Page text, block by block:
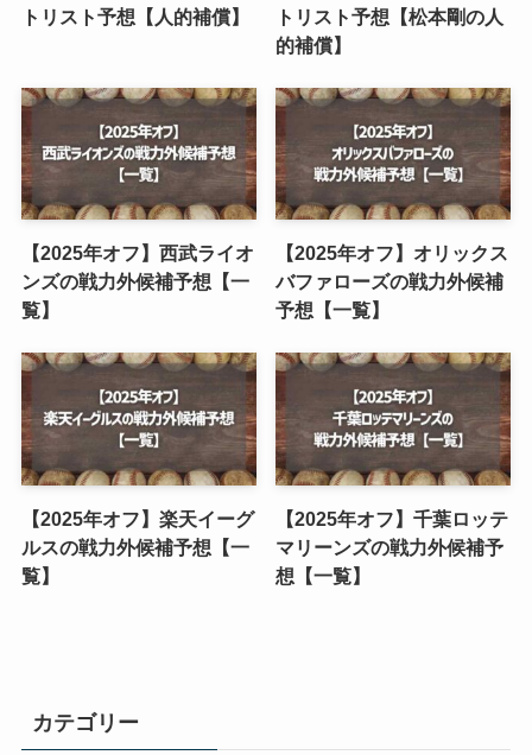
トリスト予想【人的補償】
トリスト予想【松本剛の人
的補償】
【2025年オフ】西武ライオ
ンズの戦力外候補予想【一
覧】
【2025年オフ】オリックス
バファローズの戦力外候補
予想【一覧】
【2025年オフ】楽天イーグ
ルスの戦力外候補予想【一
覧】
【2025年オフ】千葉ロッテ
マリーンズの戦力外候補予
想【一覧】
カテゴリー